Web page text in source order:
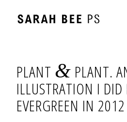
PLANT & PLANT.
ILLUSTRATION I DID
EVERGREEN IN 2012